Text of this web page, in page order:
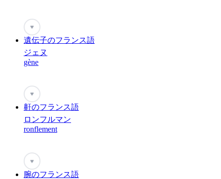
♥
遺伝子のフランス語
ジェヌ
gène
♥
鼾のフランス語
ロンフルマン
ronflement
♥
腕のフランス語